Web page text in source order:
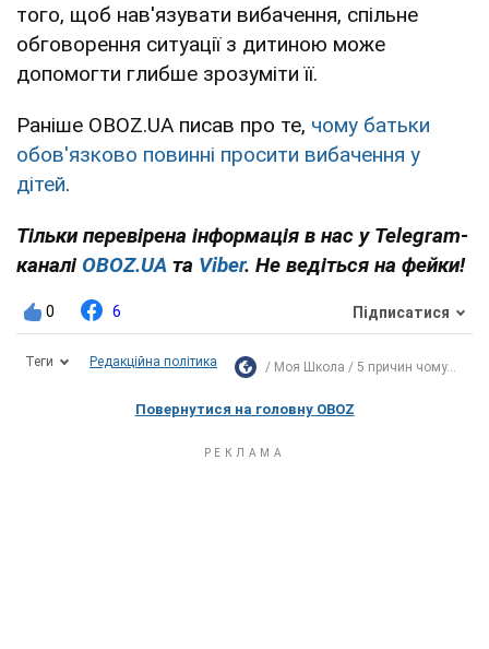
того, щоб нав'язувати вибачення, спільне
обговорення ситуації з дитиною може
допомогти глибше зрозуміти її.
Раніше OBOZ.UA писав про те, чому батьки
обов'язково повинні просити вибачення у
дітей.
Тільки перевірена інформація в нас у Telegram-
каналі OBOZ.UA та Viber. Не ведіться на фейки!
0 6 Підписатися
Теги Редакційна політика Моя Школа 5 причин чому...
Повернутися на головну OBOZ